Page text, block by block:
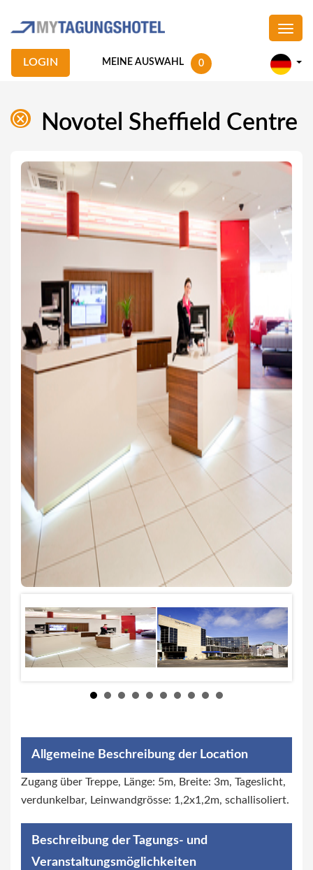
MEINE AUSWAHL 0
LOGIN
Novotel Sheffield Centre
Allgemeine Beschreibung der Location
Zugang über Treppe, Länge: 5m, Breite: 3m, Tageslicht,
verdunkelbar, Leinwandgrösse: 1,2x1,2m, schallisoliert.
Beschreibung der Tagungs- und
Veranstaltungsmöglichkeiten